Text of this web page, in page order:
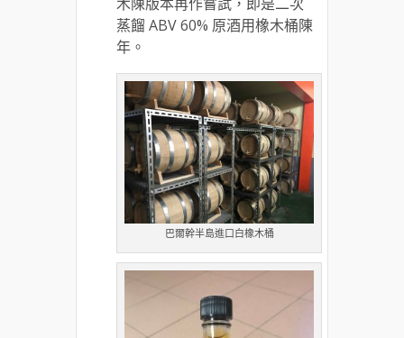
蒸餾 ABV 60% 原酒用橡木桶陳
年。
巴爾幹半島進口白橡木桶